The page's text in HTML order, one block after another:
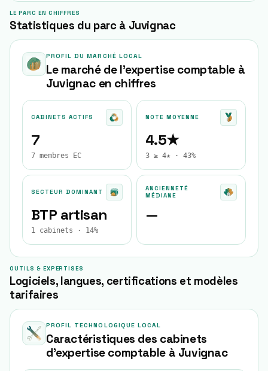
LE PARC EN CHIFFRES
Statistiques du parc à Juvignac
PROFIL DU MARCHÉ LOCAL
Le marché de l'expertise comptable à
Juvignacen chiffres
CABINETS ACTIFS
7
7 membres EC
NOTE MOYENNE
4.5★
3 ≥ 4★ · 43%
SECTEUR DOMINANT
BTP artisan
1 cabinets · 14%
ANCIENNETÉ
MÉDIANE
—
OUTILS & EXPERTISES
Logiciels, langues, certifications et modèles
tarifaires
PROFIL TECHNOLOGIQUE LOCAL
Caractéristiques des cabinets
d'expertise comptable à Juvignac